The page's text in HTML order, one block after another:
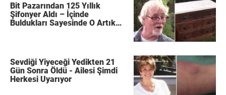
Bit Pazarından 125 Yıllık
Şifonyer Aldı – İçinde
Buldukları Sayesinde O Artık
Sevdiği Yiyeceği Yedikten 21
Gün Sonra Öldü - Ailesi Şimdi
Herkesi Uyarıyor